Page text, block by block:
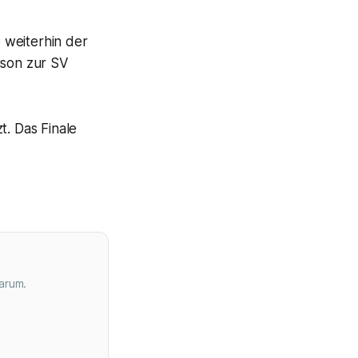
weiterhin der
zur SV
Das Finale